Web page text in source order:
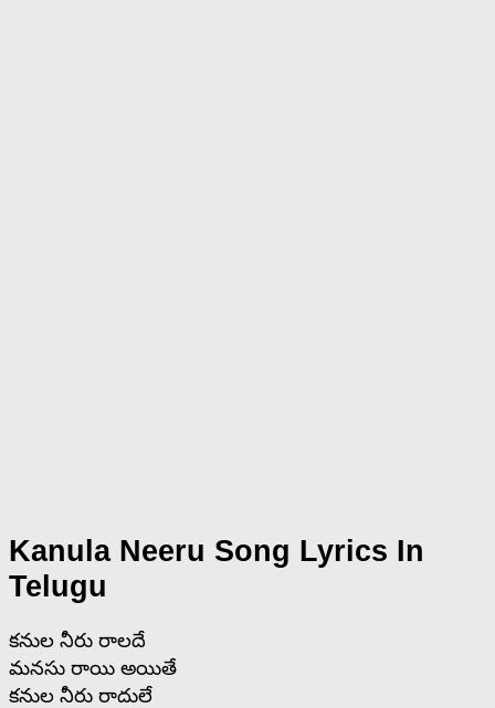
Kanula Neeru Song Lyrics In
Telugu
కనుల నీరు రాలదే
మనసు రాయి అయితే
కనుల నీరు రాదులే